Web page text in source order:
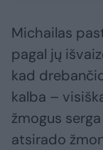
Michailas
pagal jų
kad
kalba –
žmogus
atsirado